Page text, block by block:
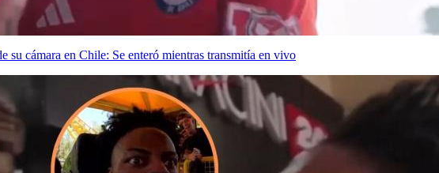
su cámara en Chile: Se enteró mientras transmitía en vivo